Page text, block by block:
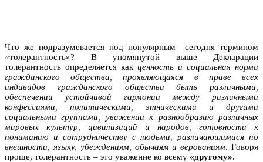
Что же подразумевается под популярным сегодня термином
«толерантность»? В упомянутой выше Декларации
толерантность определяется как ценность и социальная норма
гражданского общества, проявляющаяся в праве всех
индивидов гражданского общества быть различными,
обеспечении устойчивой гармонии между различными
конфессиями, политическими, этническими и другими
социальными группами, уважении к разнообразию различных
мировых культур, цивилизаций и народов, готовности к
пониманию и сотрудничеству с людьми, различающимися по
внешности, языку, убеждениям, обычаям и верованиям. Говоря
проще, толерантность – это уважение ко всему «другому».